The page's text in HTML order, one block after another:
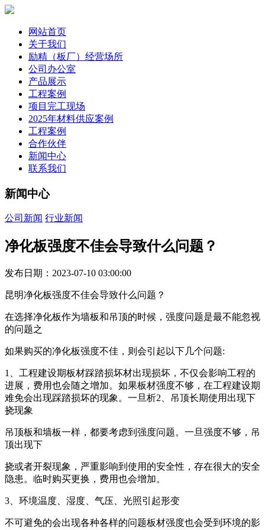
网站首页
关于我们
励精（板厂）经营场所
公司办公室
产品展示
工程案例
项目完工现场
2025年材料供应案例
工程案例
合作伙伴
新闻中心
联系我们
新闻中心
公司新闻 行业新闻
净化板强度不佳会导致什么问题？
发布日期：2023-07-10 03:00:00
昆明净化板强度不佳会导致什么问题？
在选择净化板作为墙板和吊顶的时候，强度问题是最不能忽视
的问题之
如果购买的净化板强度不佳，则会引起以下几个问题:
1、工程建设期板材踩踏损坏材出现损坏，不仅会影响工程的
进展，费用也会随之增加。如果板材强度不够，在工程建设期
难免会出现踩踏损坏的现象。一旦析2、吊顶长期使用出现下
挠现象
吊顶板和墙板一样，都要考虑到强度问题。一旦强度不够，吊
顶出现下
挠或者开裂现象，严重影响到使用的安全性，存在很大的安全
隐患。临时购买更换，费用也会增加。
3、环境温度、湿度、气压、光照引起形变
不可避免的会出现各种各样的问题板材强度也会受到环境的影